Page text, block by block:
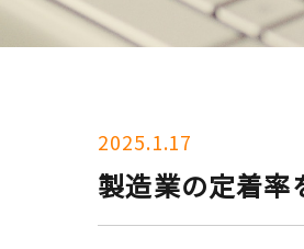
2025.1.17
製造業の定着率